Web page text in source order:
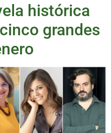
histórica
grandes